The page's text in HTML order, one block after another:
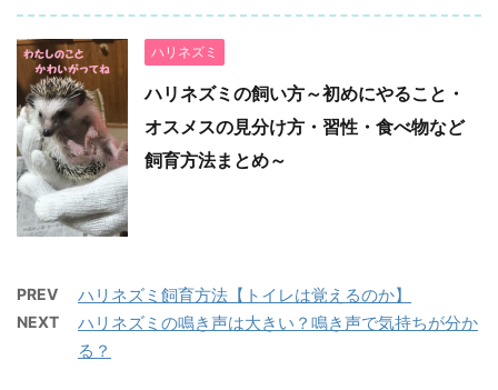
ハリネズミ
ハリネズミの飼い方～初めにやること・
オスメスの見分け方・習性・食べ物など
飼育方法まとめ～
PREV ハリネズミ飼育方法【トイレは覚えるのか】
NEXT
ハリネズミの鳴き声は大きい？鳴き声で気持ちが分か
る？